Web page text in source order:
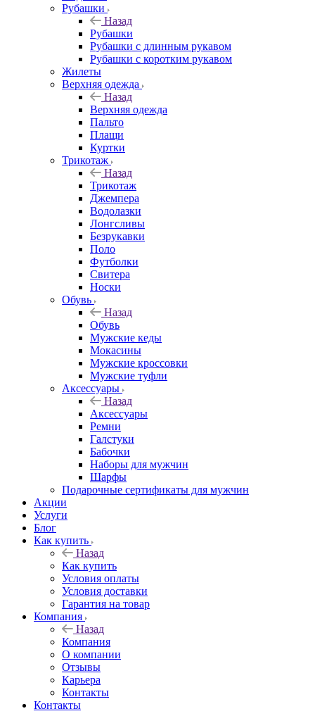
Рубашки
Назад
Рубашки
Рубашки с длинным рукавом
Рубашки с коротким рукавом
Жилеты
Верхняя одежда
Назад
Верхняя одежда
Пальто
Плащи
Куртки
Трикотаж
Назад
Трикотаж
Джемпера
Водолазки
Лонгсливы
Безрукавки
Поло
Футболки
Свитера
Носки
Обувь
Назад
Обувь
Мужские кеды
Мокасины
Мужские кроссовки
Мужские туфли
Аксессуары
Назад
Аксессуары
Ремни
Галстуки
Бабочки
Наборы для мужчин
Шарфы
Подарочные сертификаты для мужчин
Акции
Услуги
Блог
Как купить
Назад
Как купить
Условия оплаты
Условия доставки
Гарантия на товар
Компания
Назад
Компания
О компании
Отзывы
Карьера
Контакты
Контакты